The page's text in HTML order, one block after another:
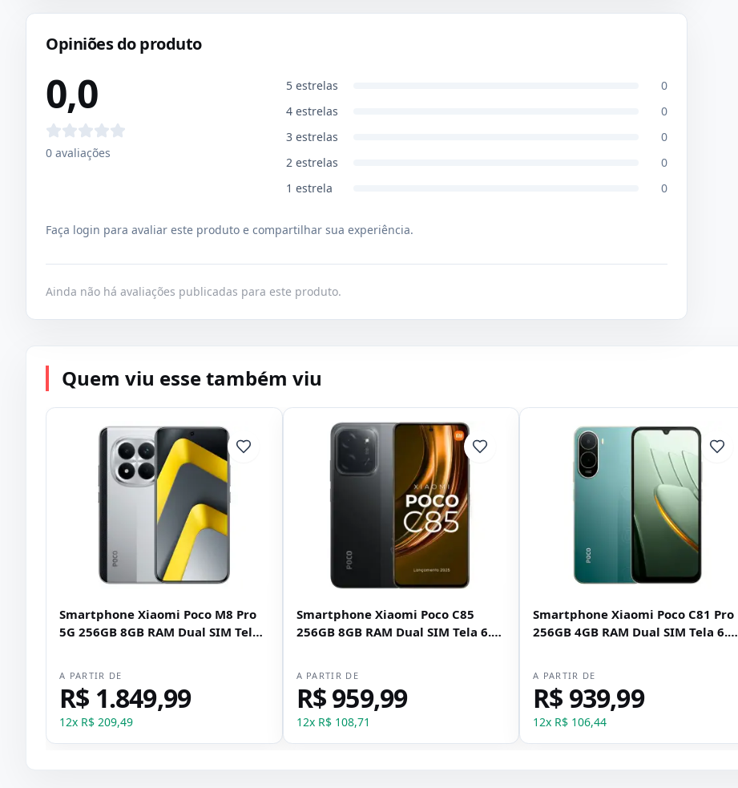
Opiniões do produto
0,0
0 avaliações
5 estrelas
0
4 estrelas
0
3 estrelas
0
2 estrelas
0
1 estrela 0
Faça login para avaliar este produto e compartilhar sua experiência.
Ainda não há avaliações publicadas para este produto.
Quem viu esse também viu
Smartphone Xiaomi Poco M8 Pro
5G 256GB 8GB RAM Dual SIM Tela
A PARTIR DE
R$ 1.849,99
12x R$ 209,49
Smartphone Xiaomi Poco C85
256GB 8GB RAM Dual SIM Tela 6.9"
A PARTIR DE
R$ 959,99
12x R$ 108,71
Smartphone Xiaomi Poco C81 Pro
256GB 4GB RAM Dual SIM Tela 6.9"
A PARTIR DE
R$ 939,99
12x R$ 106,44